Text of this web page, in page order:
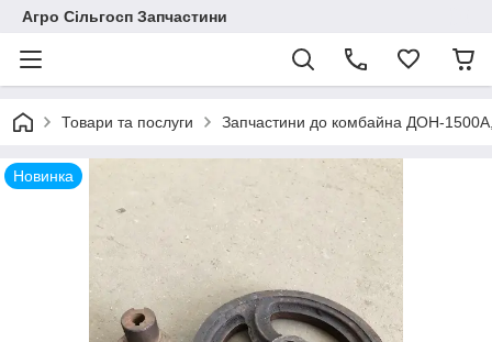
Агро Сільгосп Запчастини
Товари та послуги Запчастини до комбайна ДОН-
Новинка